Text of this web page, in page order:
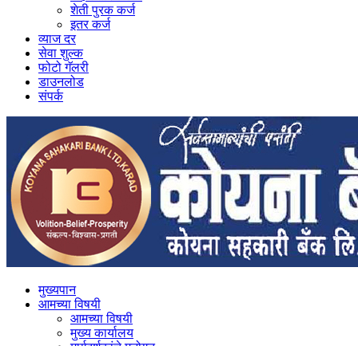
शेती पुरक कर्ज
इतर कर्ज
व्याज दर
सेवा शुल्क
फोटो गॅलरी
डाउनलोड
संपर्क
मुख्यपान
आमच्या विषयी
आमच्या विषयी
मुख्य कार्यालय